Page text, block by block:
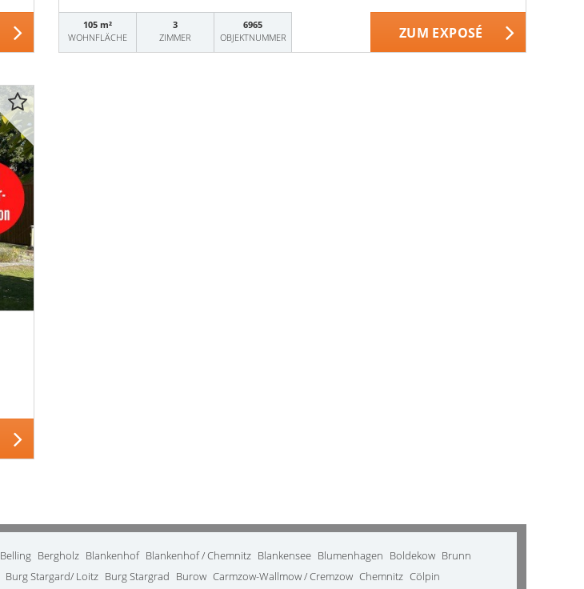
105 m²
WOHNFLÄCHE
3
ZIMMER
6965
OBJEKTNUMMER
ZUM EXPOSÉ
Belling Bergholz Blankenhof Blankenhof / Chemnitz Blankensee Blumenhagen Boldekow Brunn
Burg Stargard/ Loitz Burg Stargrad Burow Carmzow-Wallmow / Cremzow Chemnitz Cölpin